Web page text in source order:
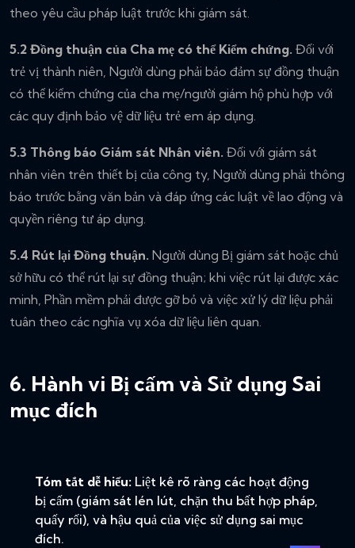
theo yêu cầu pháp luật trước khi giám sát.
5.2 Đồng thuận của Cha mẹ có thể Kiểm chứng. Đối với
trẻ vị thành niên, Người dùng phải bảo đảm sự đồng thuận
có thể kiểm chứng của cha mẹ/người giám hộ phù hợp với
các quy định bảo vệ dữ liệu trẻ em áp dụng.
5.3 Thông báo Giám sát Nhân viên. Đối với giám sát
nhân viên trên thiết bị của công ty, Người dùng phải thông
báo trước bằng văn bản và đáp ứng các luật về lao động và
quyền riêng tư áp dụng.
5.4 Rút lại Đồng thuận. Người dùng Bị giám sát hoặc chủ
sở hữu có thể rút lại sự đồng thuận; khi việc rút lại được xác
minh, Phần mềm phải được gỡ bỏ và việc xử lý dữ liệu phải
tuân theo các nghĩa vụ xóa dữ liệu liên quan.
6. Hành vi Bị cấm và Sử dụng Sai
mục đích
Tóm tắt dễ hiểu: Liệt kê rõ ràng các hoạt động
bị cấm (giám sát lén lút, chặn thu bất hợp pháp,
quấy rối), và hậu quả của việc sử dụng sai mục
đích.